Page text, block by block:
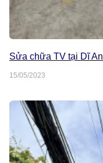
Sửa chữa TV tại Dĩ An
15/05/2023